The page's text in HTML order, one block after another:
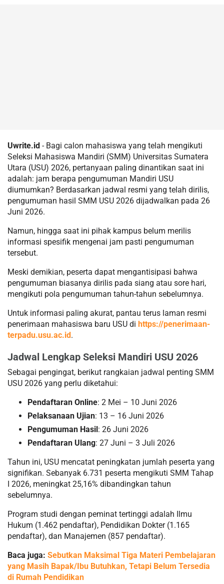
Uwrite.id - Bagi calon mahasiswa yang telah mengikuti
Seleksi Mahasiswa Mandiri (SMM) Universitas Sumatera
Utara (USU) 2026, pertanyaan paling dinantikan saat ini
adalah: jam berapa pengumuman Mandiri USU
diumumkan? Berdasarkan jadwal resmi yang telah dirilis,
pengumuman hasil SMM USU 2026 dijadwalkan pada 26
Juni 2026.
Namun, hingga saat ini pihak kampus belum merilis
informasi spesifik mengenai jam pasti pengumuman
tersebut.
Meski demikian, peserta dapat mengantisipasi bahwa
pengumuman biasanya dirilis pada siang atau sore hari,
mengikuti pola pengumuman tahun-tahun sebelumnya.
Untuk informasi paling akurat, pantau terus laman resmi
penerimaan mahasiswa baru USU di https://penerimaan-
terpadu.usu.ac.id.
Jadwal Lengkap Seleksi Mandiri USU 2026
Sebagai pengingat, berikut rangkaian jadwal penting SMM
USU 2026 yang perlu diketahui:
Pendaftaran Online: 2 Mei – 10 Juni 2026
Pelaksanaan Ujian: 13 – 16 Juni 2026
Pengumuman Hasil: 26 Juni 2026
Pendaftaran Ulang: 27 Juni – 3 Juli 2026
Tahun ini, USU mencatat peningkatan jumlah peserta yang
signifikan. Sebanyak 6.731 peserta mengikuti SMM Tahap
I 2026, meningkat 25,16% dibandingkan tahun
sebelumnya.
Program studi dengan peminat tertinggi adalah Ilmu
Hukum (1.462 pendaftar), Pendidikan Dokter (1.165
pendaftar), dan Manajemen (857 pendaftar).
Baca juga: Sebutkan Maksimal Tiga Materi Pembelajaran
yang Masih Bapak/Ibu Butuhkan, Tetapi Belum Tersedia
di Rumah Pendidikan